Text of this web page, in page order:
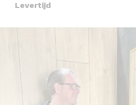
Levertijd